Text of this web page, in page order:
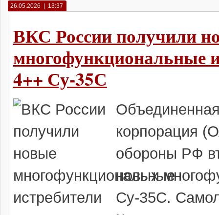
26.05.2026 | 13:37
ВКС России получили
многофункциональные
4++ Су-35С
корпорация
обороны РФ
новых
Су-35С.